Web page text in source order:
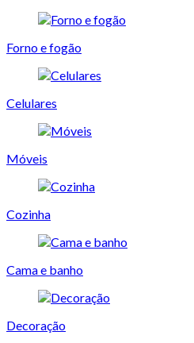
Forno e fogão
Celulares
Móveis
Cozinha
Cama e banho
Decoração